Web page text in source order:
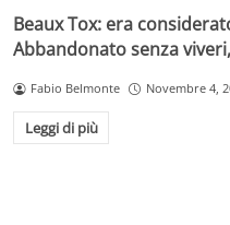
Beaux Tox: era
Abbandonato senza
Fabio Belmonte Novembre 4,
Leggi di più